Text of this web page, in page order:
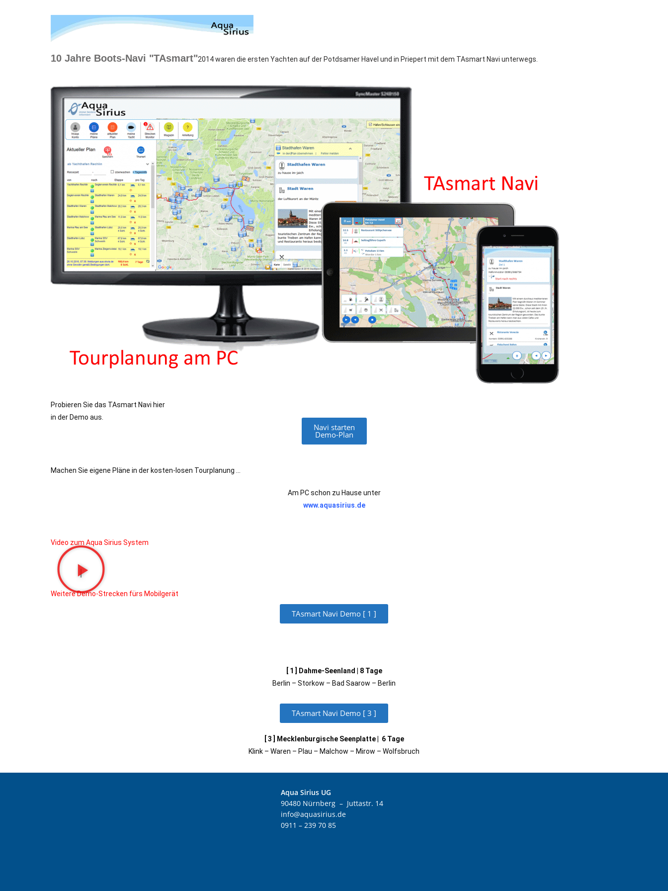
10 Jahre Boots-Navi "TAsmart"2014 waren die ersten Yachten auf der Potdsamer Havel und in Priepert mit dem TAsmart Navi unterwegs.
Probieren Sie das TAsmart Navi hier
in der Demo aus.
Navi starten
Demo-Plan
Machen Sie eigene Pläne in der kosten-losen Tourplanung …
Am PC schon zu Hause unter
www.aquasirius.de
Video zum Aqua Sirius System
Weitere Demo-Strecken fürs Mobilgerät
TAsmart Navi Demo [ 1 ]
[ 1 ] Dahme-Seenland | 8 Tage
Berlin – Storkow – Bad Saarow – Berlin
TAsmart Navi Demo [ 3 ]
[ 3 ]
Mecklenburgische Seenplatte | 6 Tage
Klink – Waren – Plau – Malchow – Mirow – Wolfsbruch
Aqua Sirius UG
90480 Nürnberg – Juttastr. 14
info@aquasirius.de
0911 – 239 70 85